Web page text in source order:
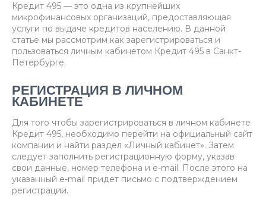
Кредит 495 — это одна из крупнейших
микрофинансовых организаций, предоставляющая
услуги по выдаче кредитов населению. В данной
статье мы рассмотрим как зарегистрироваться и
пользоваться личным кабинетом Кредит 495 в Санкт-
Петербурге.
РЕГИСТРАЦИЯ В ЛИЧНОМ
КАБИНЕТЕ
Для того чтобы зарегистрироваться в личном кабинете
Кредит 495, необходимо перейти на официальный сайт
компании и найти раздел «Личный кабинет». Затем
следует заполнить регистрационную форму, указав
свои данные, номер телефона и e-mail. После этого на
указанный e-mail придет письмо с подтверждением
регистрации.